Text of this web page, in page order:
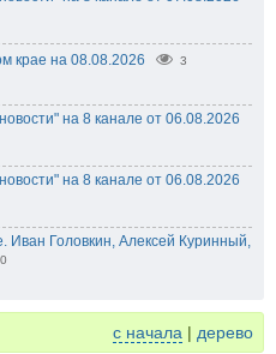
крае на 08.08.2026 3
на 8 канале от 06.08.2026
на 8 канале от 06.08.2026
Иван Головкин, Алексей Куринный,
0
с начала | дерево